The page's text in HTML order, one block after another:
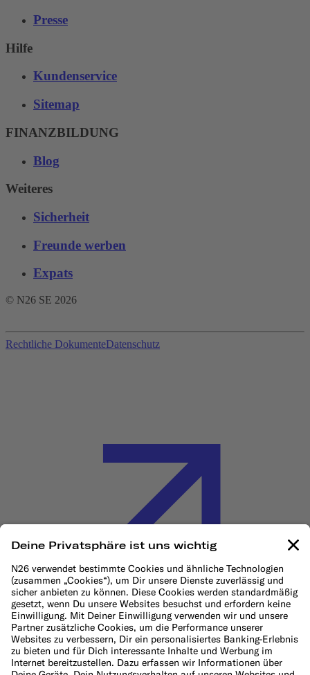
Presse
Hilfe
Kundenservice
Sitemap
FINANZBILDUNG
Blog
Weiteres
Sicherheit
Freunde werben
Expats
© N26 SE 2026
Rechtliche DokumenteDatenschutz
Cookie-Richtlinie